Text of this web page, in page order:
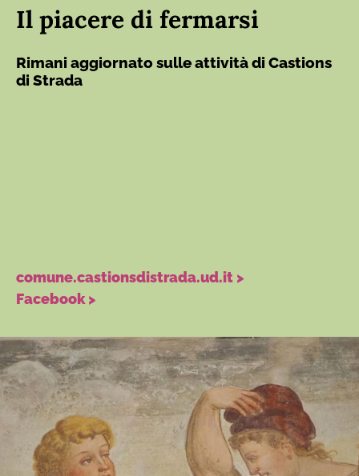
Il piacere di fermarsi
Rimani aggiornato sulle attività di Castions
di Strada
comune.castionsdistrada.ud.it >
Facebook >